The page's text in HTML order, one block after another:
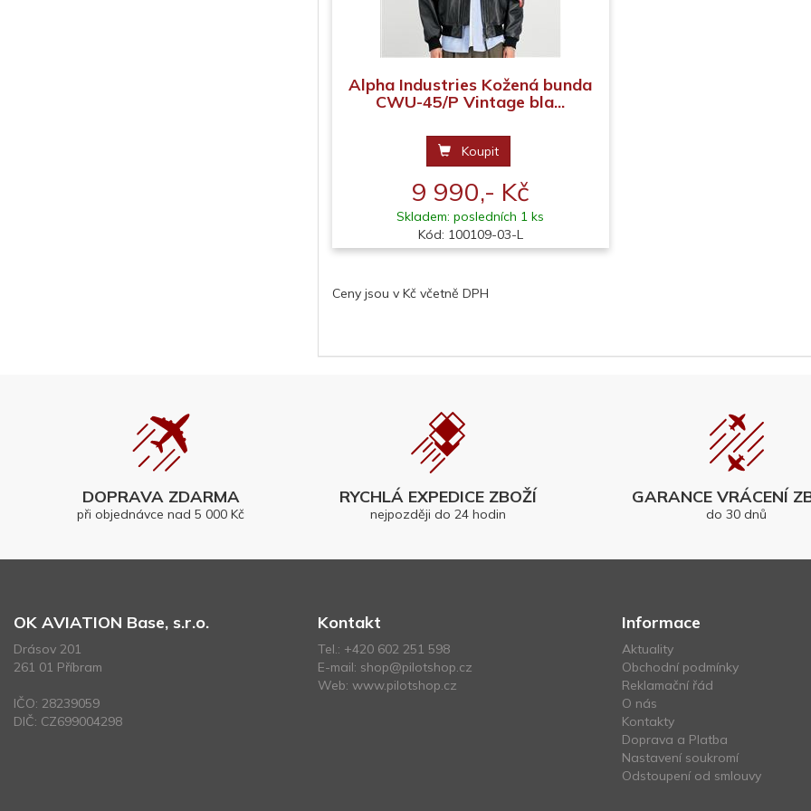
Alpha Industries Kožená bunda
CWU-45/P Vintage bla...
Koupit
9 990,- Kč
Skladem: posledních 1 ks
Kód: 100109-03-L
Ceny jsou v Kč včetně DPH
DOPRAVA ZDARMA
při objednávce nad 5 000 Kč
RYCHLÁ EXPEDICE ZBOŽÍ
nejpozději do 24 hodin
GARANCE VRÁCENÍ
do 30 dnů
OK AVIATION Base, s.r.o.
Drásov 201
261 01 Příbram
IČO: 28239059
DIČ: CZ699004298
Kontakt
Tel.: +420 602 251 598
E-mail: shop@pilotshop.cz
Web: www.pilotshop.cz
Informace
Aktuality
Obchodní podmínky
Reklamační řád
O nás
Kontakty
Doprava a Platba
Nastavení soukromí
Odstoupení od smlouvy